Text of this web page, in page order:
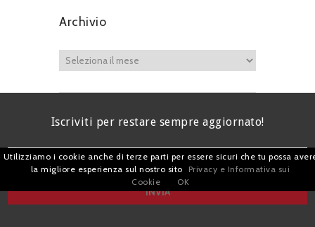
Archivio
Iscriviti per restare sempre aggiornato!
Utilizziamo i cookie anche di terze parti per essere sicuri che tu possa
la migliore esperienza sul nostro sito
Privacy e Informativa sui
Cookie
OK